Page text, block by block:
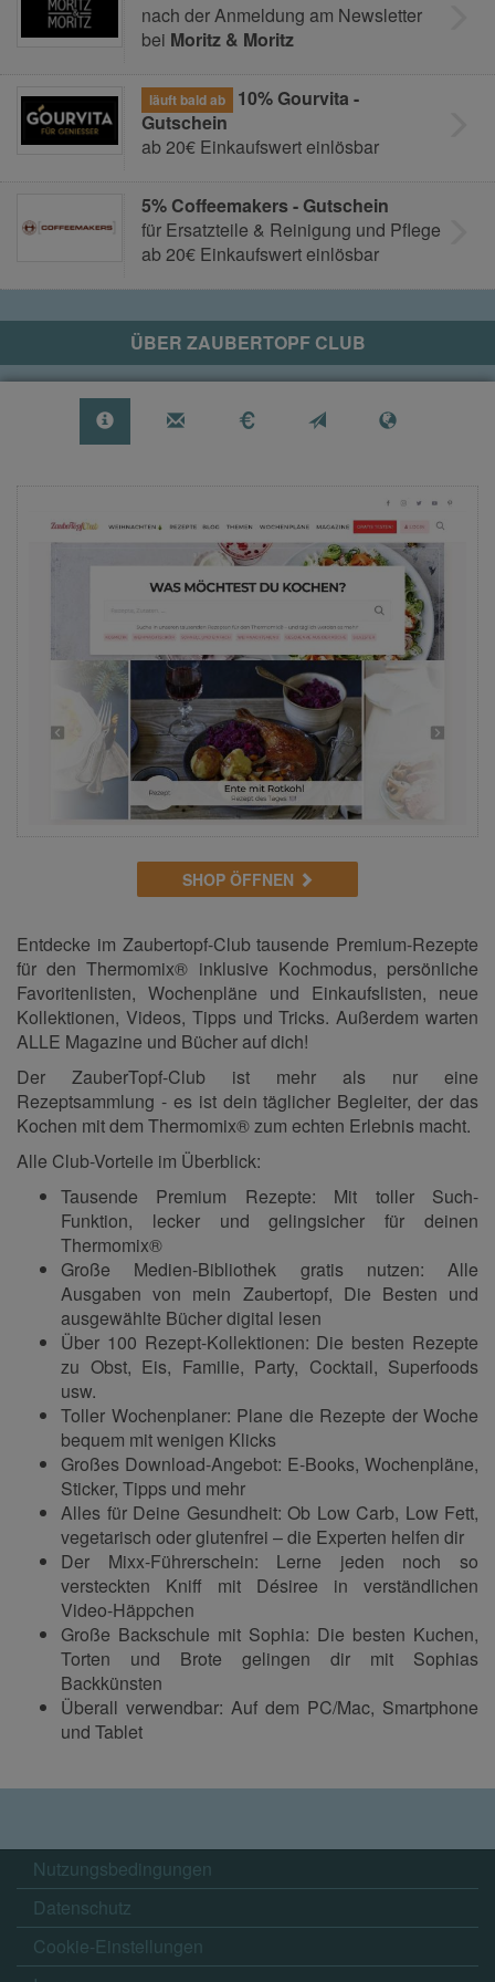
nach der Anmeldung am Newsletter
bei Moritz & Moritz
läuft bald ab
10% Gourvita -
Gutschein
ab 20€ Einkaufswert einlösbar
5% Coffeemakers - Gutschein
für Ersatzteile & Reinigung und Pflege
ab 20€ Einkaufswert einlösbar
ÜBER ZAUBERTOPF CLUB
SHOP ÖFFNEN
Entdecke im Zaubertopf-Club tausende Premium-Rezepte
für den Thermomix® inklusive Kochmodus, persönliche
Favoritenlisten, Wochenpläne und Einkaufslisten, neue
Kollektionen, Videos, Tipps und Tricks. Außerdem warten
ALLE Magazine und Bücher auf dich!
Der ZauberTopf-Club ist mehr als nur eine
Rezeptsammlung - es ist dein täglicher Begleiter, der das
Kochen mit dem Thermomix® zum echten Erlebnis macht.
Alle Club-Vorteile im Überblick:
Tausende Premium Rezepte: Mit toller Such-
Funktion, lecker und gelingsicher für deinen
Thermomix®
Große Medien-Bibliothek gratis nutzen: Alle
Ausgaben von mein Zaubertopf, Die Besten und
ausgewählte Bücher digital lesen
Über 100 Rezept-Kollektionen: Die besten Rezepte
zu Obst, Eis, Familie, Party, Cocktail, Superfoods
usw.
Toller Wochenplaner: Plane die Rezepte der Woche
bequem mit wenigen Klicks
Großes Download-Angebot: E-Books, Wochenpläne,
Sticker, Tipps und mehr
Alles für Deine Gesundheit: Ob Low Carb, Low Fett,
vegetarisch oder glutenfrei – die Experten helfen dir
Der Mixx-Führerschein: Lerne jeden noch so
versteckten Kniff mit Désiree in verständlichen
Video-Häppchen
Große Backschule mit Sophia: Die besten Kuchen,
Torten und Brote gelingen dir mit Sophias
Backkünsten
Überall verwendbar: Auf dem PC/Mac, Smartphone
und Tablet
Nutzungsbedingungen
Datenschutz
Cookie-Einstellungen